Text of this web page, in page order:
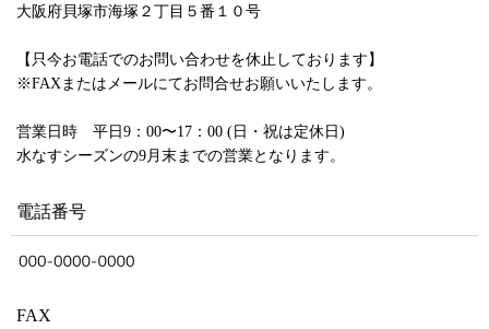
大阪府貝塚市海塚２丁目５番１０号
【只今お電話でのお問い合わせを休止しております】
※FAXまたはメールにてお問合せお願いいたします。
営業日時 平日9：00〜17：00 (日・祝は定休日)
水なすシーズンの9月末までの営業となります。
電話番号
FAX